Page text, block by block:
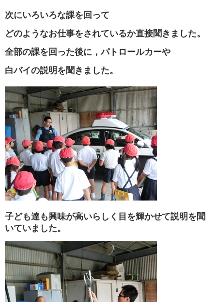
次にいろいろな課を回って
どのようなお仕事をされているか直接聞きました。
全部の課を回った後に，パトロールカーや
白バイの説明を聞きました。
子ども達も興味が高いらしく目を輝かせて説明を聞
いていました。